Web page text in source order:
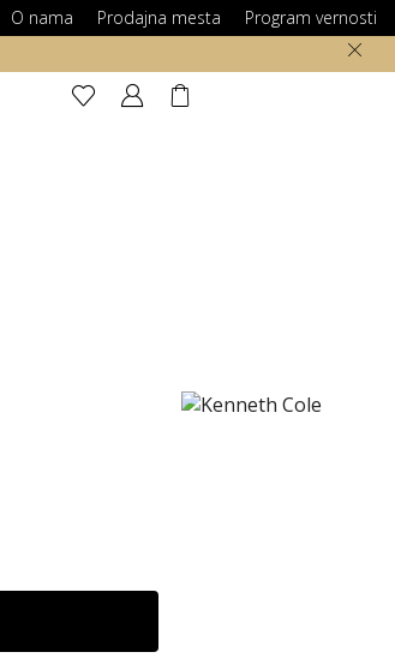
O nama Prodajna mesta Program vernosti